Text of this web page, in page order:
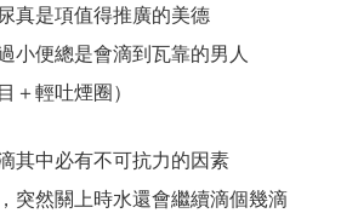
真是項值得推廣的美德
小便總是會滴到瓦靠的男人
＋輕吐煙圈）
其中必有不可抗力的因素
突然關上時水還會繼續滴個幾滴